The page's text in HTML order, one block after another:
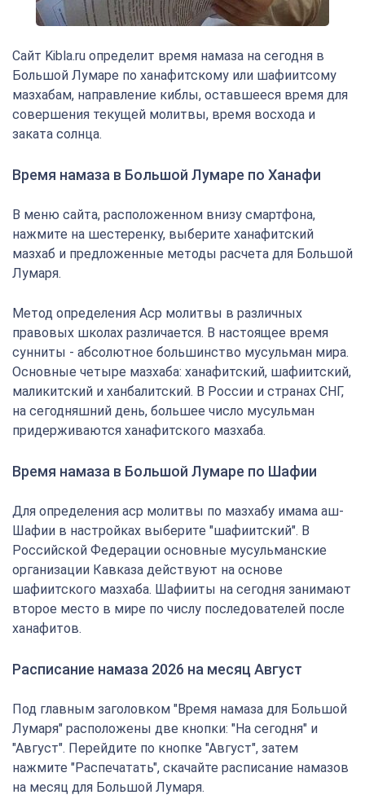
Сайт Kibla.ru определит время намаза на сегодня в
Большой Лумаре по ханафитскому или шафиитсому
мазхабам, направление киблы, оставшееся время для
совершения текущей молитвы, время восхода и
заката солнца.
Время намаза в Большой Лумаре по Ханафи
В меню сайта, расположенном внизу смартфона,
нажмите на шестеренку, выберите ханафитский
мазхаб и предложенные методы расчета для Большой
Лумаря.
Метод определения Аср молитвы в различных
правовых школах различается. В настоящее время
сунниты - абсолютное большинство мусульман мира.
Основные четыре мазхаба: ханафитский, шафиитский,
маликитский и ханбалитский. В России и странах СНГ,
на сегодняшний день, большее число мусульман
придерживаются ханафитского мазхаба.
Время намаза в Большой Лумаре по Шафии
Для определения аср молитвы по мазхабу имама аш-
Шафии в настройках выберите "шафиитский". В
Российской Федерации основные мусульманские
организации Кавказа действуют на основе
шафиитского мазхаба. Шафииты на сегодня занимают
второе место в мире по числу последователей после
ханафитов.
Расписание намаза 2026 на месяц Август
Под главным заголовком "Время намаза для Большой
Лумаря" расположены две кнопки: "На сегодня" и
"Август". Перейдите по кнопке "Август", затем
нажмите "Распечатать", скачайте расписание намазов
на месяц для Большой Лумаря.